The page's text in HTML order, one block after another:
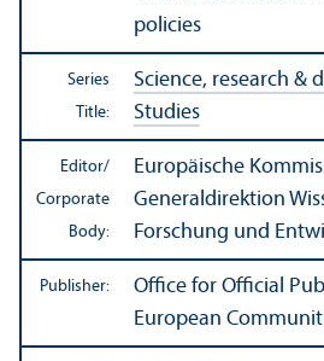
policies
Series
Title:
Science, research &
Studies
Editor/
Corporate
Body:
Europäische
Generaldirektion
Forschung und
Publisher:
Office for Official
European